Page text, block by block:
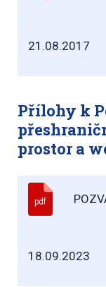
21.08.2017
Přílohy k
prostor a
pdf
18.09.2023